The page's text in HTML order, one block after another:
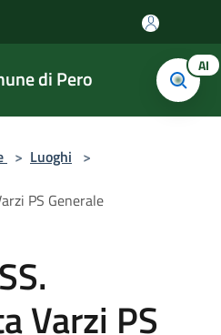
di Pero AI
> Luoghi >
PS Generale
Varzi PS